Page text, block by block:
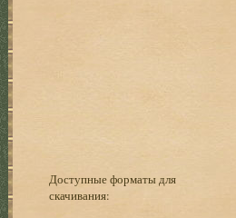
Доступные форматы для
скачивания: